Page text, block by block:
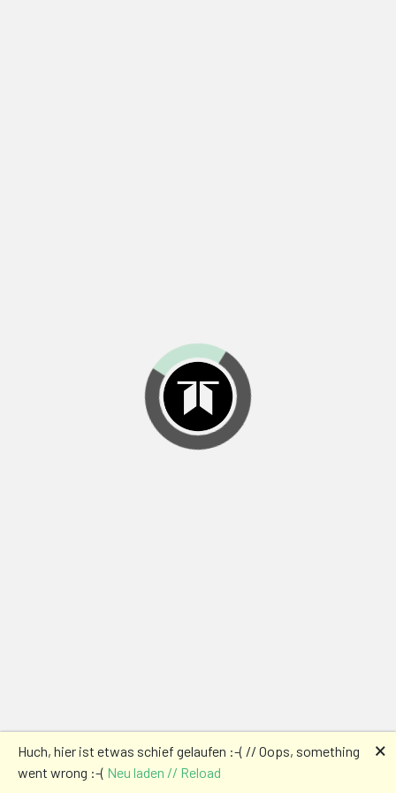
Huch, hier ist etwas schief gelaufen :-( // Oops, something
went wrong :-( Neu laden // Reload
🗙